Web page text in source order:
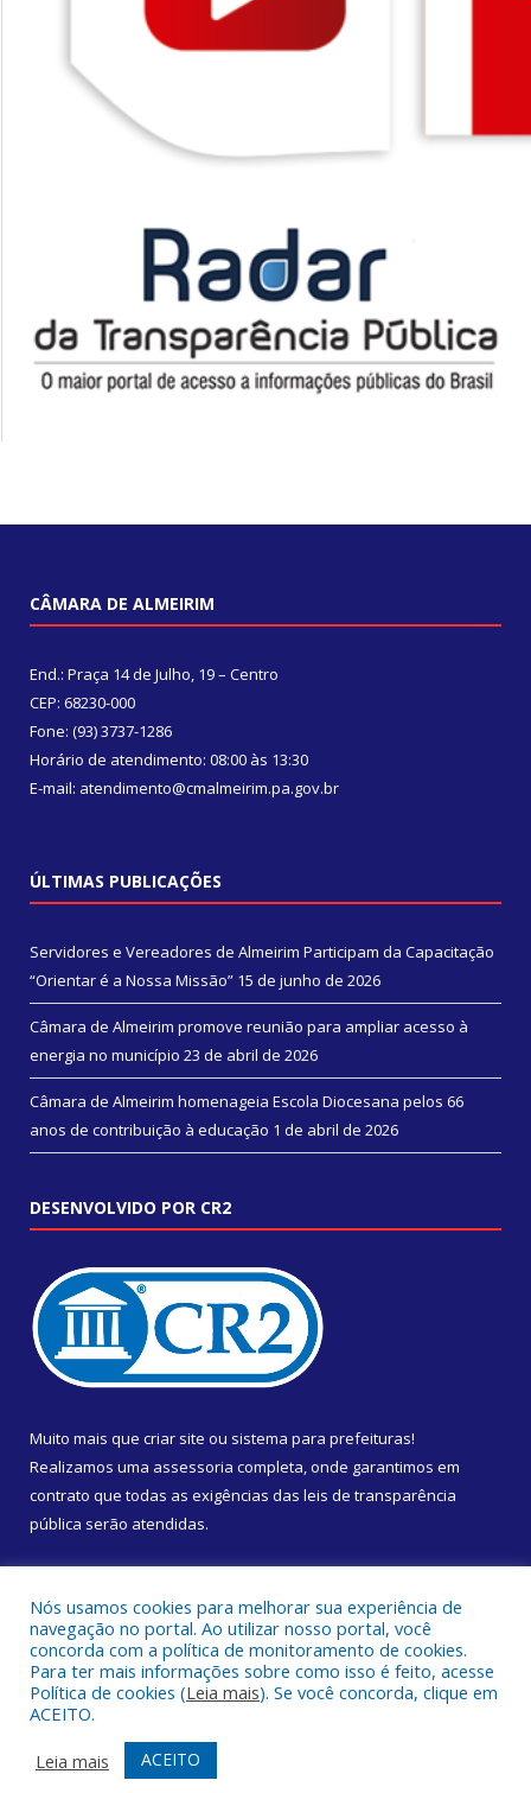
CÂMARA DE ALMEIRIM
End.: Praça 14 de Julho, 19 – Centro
CEP: 68230-000
Fone: (93) 3737-1286
Horário de atendimento: 08:00 às 13:30
E-mail: atendimento@cmalmeirim.pa.gov.br
ÚLTIMAS PUBLICAÇÕES
Servidores e Vereadores de Almeirim Participam da Capacitação
“Orientar é a Nossa Missão” 15 de junho de 2026
Câmara de Almeirim promove reunião para ampliar acesso à
energia no município 23 de abril de 2026
Câmara de Almeirim homenageia Escola Diocesana pelos 66
anos de contribuição à educação 1 de abril de 2026
DESENVOLVIDO POR CR2
Muito mais que criar site ou sistema para prefeituras!
Realizamos uma assessoria completa, onde garantimos em
contrato que todas as exigências das leis de transparência
pública serão atendidas.
Todos os direitos reservados a Câmara Municipal de Almeirim.
Mapa do Site
Acessar Área Administrativa
Acessar Webmail
Nós usamos cookies para melhorar sua experiência de
navegação no portal. Ao utilizar nosso portal, você
concorda com a política de monitoramento de cookies.
Para ter mais informações sobre como isso é feito, acesse
Política de cookies (Leia mais). Se você concorda, clique em
ACEITO.
Leia mais
ACEITO